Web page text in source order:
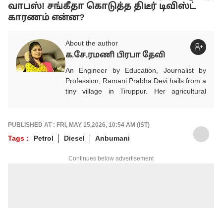
வாபஸ்! சங்கீதா கொடுத்த திடீர் டிவிஸ்ட்
காரணம் என்ன?
About the author
க.சே.ரமணி பிரபா தேவி
An Engineer by Education, Journalist by
Profession, Ramani Prabha Devi hails from a
tiny village in Tiruppur. Her agricultural
industry and joined Journalism with utmost
enthusiasm. She has been working in Tamil
media for the past 11 years. Her areas of
PUBLISHED AT : FRI, MAY 15,2026, 10:54 AM (IST)
Tags : Petrol Diesel Anbumani
Continues below advertisement